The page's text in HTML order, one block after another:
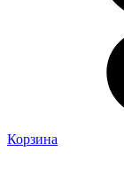
Корзина